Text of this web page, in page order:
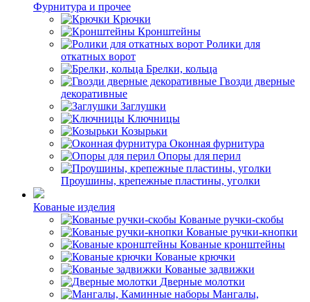
Фурнитура и прочее
Крючки
Кронштейны
Ролики для
откатных ворот
Брелки, кольца
Гвозди дверные
декоративные
Заглушки
Ключницы
Козырьки
Оконная фурнитура
Опоры для перил
Проушины, крепежные пластины, уголки
Кованые изделия
Кованые ручки-скобы
Кованые ручки-кнопки
Кованые кронштейны
Кованые крючки
Кованые задвижки
Дверные молотки
Мангалы,